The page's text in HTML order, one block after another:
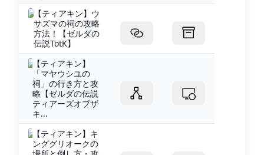
【ティアキン】ウ
サズマの祠の攻略
方法！【ゼルダの
伝説TotK】
【ティアキン】
「マヤウシユの
祠」の行き方と攻
略【ゼルダの伝説
ティアーズオブザ
キ...
【ティアキン】キ
ンググリオークの